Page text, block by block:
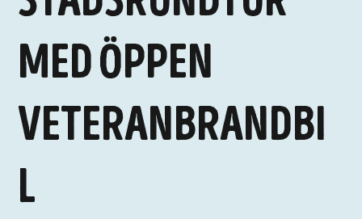
med öppen
veteranbrandbi
l